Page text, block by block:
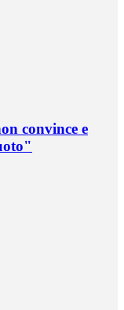
convince e